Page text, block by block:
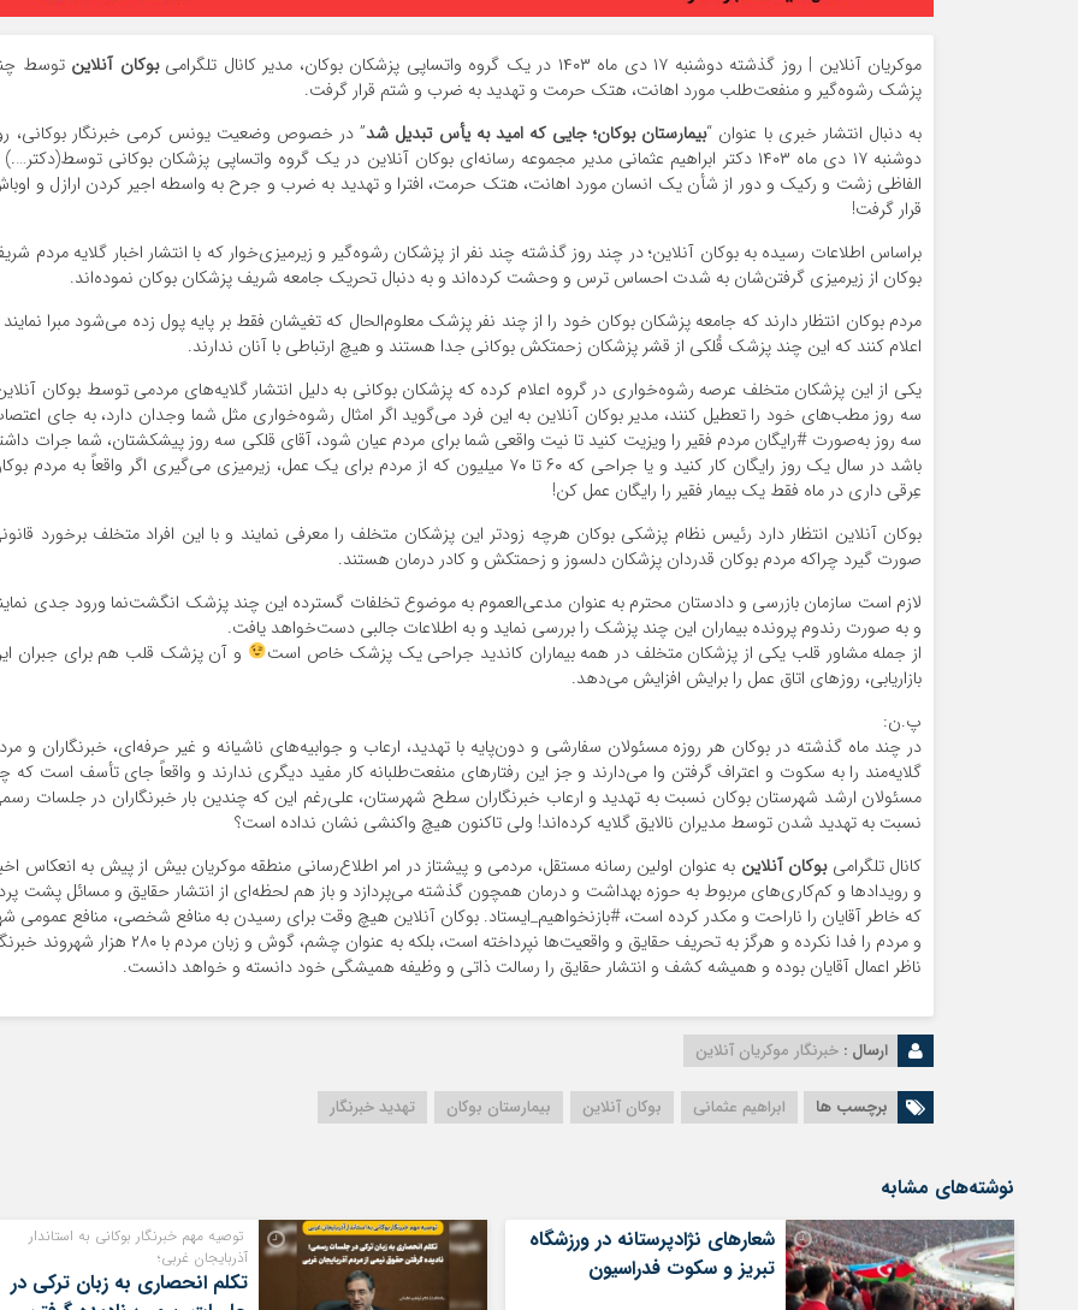
موکریان آنلاین | روز گذشته دوشنبه ۱۷ دی ماه ۱۴۰۳ در یک گروه واتساپی پزشکان بوکان، مدیر کانال تلگرامی بوکان آنلاین توسط
پزشک رشوه‌گیر و منفعت‌طلب مورد اهانت، هتک حرمت و تهدید به ضرب و شتم قرار گرفت.
به دنبال انتشار خبری با عنوان “بیمارستان بوکان؛ جایی که امید به یأس تبدیل شد” در خصوص وضعیت یونس کرمی خبرنگار بوکانی،
دوشنبه ۱۷ دی ماه ۱۴۰۳ دکتر ابراهیم عثمانی مدیر مجموعه رسانه‌ای بوکان آنلاین در یک گروه واتساپی پزشکان بوکانی توسط(دکتر….)
الفاظی زشت و رکیک و دور از شأن یک انسان مورد اهانت، هتک حرمت، افترا و تهدید به ضرب و جرح به واسطه اجیر کردن ارازل و
قرار گرفت!
براساس اطلاعات رسیده به بوکان آنلاین؛ در چند روز گذشته چند نفر از پزشکان رشوه‌گیر و زیرمیزی‌خوار که با انتشار اخبار گلایه مردم
بوکان از زیرمیزی گرفتن‌شان به شدت احساس ترس و وحشت کرده‌اند و به دنبال تحریک جامعه شریف پزشکان بوکان نموده‌اند.
مردم بوکان انتظار دارند که جامعه پزشکان بوکان خود را از چند نفر پزشک معلوم‌الحال که تغیشان فقط بر پایه پول زده می‌شود مبرا
اعلام کنند که این چند پزشک قُلکی از قشر پزشکان زحمتکش بوکانی جدا هستند و هیچ ارتباطی با آنان ندارند.
یکی از این پزشکان متخلف عرصه رشوه‌خواری در گروه اعلام کرده که پزشکان بوکانی به دلیل انتشار گلایه‌های مردمی توسط بوکان
سه روز مطب‌های خود را تعطیل کنند، مدیر بوکان آنلاین به این فرد می‌گوید اگر امثال رشوه‌خواری مثل شما وجدان دارد، به جای
سه روز به‌صورت #رایگان مردم فقیر را ویزیت کنید تا نیت واقعی شما برای مردم عیان شود، آقای قلکی سه روز پیشکشتان، شما جرات
باشد در سال یک روز رایگان کار کنید و یا جراحی که ۶۰ تا ۷۰ میلیون که از مردم برای یک عمل، زیرمیزی می‌گیری اگر واقعاً به مردم
عِرقی داری در ماه فقط یک بیمار فقیر را رایگان عمل کن!
بوکان آنلاین انتظار دارد رئیس نظام پزشکی بوکان هرچه زودتر این پزشکان متخلف را معرفی نمایند و با این افراد متخلف برخورد
صورت گیرد چراکه مردم بوکان قدردان پزشکان دلسوز و زحمتکش و کادر درمان هستند.
لازم است سازمان بازرسی و دادستان محترم به عنوان مدعی‌العموم به موضوع تخلفات گسترده این چند پزشک انگشت‌نما ورود جدی
و به صورت رندوم پرونده بیماران این چند پزشک را بررسی نماید و به اطلاعات جالبی دست‌خواهد یافت.
از جمله مشاور قلب یکی از پزشکان متخلف در همه بیماران کاندید جراحی یک پزشک خاص است
و آن پزشک قلب هم برای جبران
بازاریابی، روزهای اتاق عمل را برایش افزایش می‌دهد.
پ.ن:
در چند ماه گذشته در بوکان هر روزه مسئولان سفارشی و دون‌پایه با تهدید، ارعاب و جوابیه‌های ناشیانه و غیر حرفه‌ای، خبرنگاران و
گلایه‌مند را به سکوت و اعتراف‌ گرفتن وا می‌دارند و جز این رفتارهای منفعت‌طلبانه کار مفید دیگری ندارند و واقعاً جای تأسف‌ است که
مسئولان ارشد شهرستان بوکان نسبت به تهدید و ارعاب خبرنگاران سطح شهرستان، علی‌رغم این که چندین بار خبرنگاران در جلسات
نسبت به تهدید شدن توسط مدیران نالایق گلایه کرده‌اند! ولی تاکنون هیچ واکنشی نشان نداده است؟
کانال تلگرامیبوکان آنلاین به عنوان اولین رسانه مستقل، مردمی و پیشتاز در امر اطلاع‌رسانی منطقه موکریان بیش از پیش به انعکاس
و رویدادها و کم‌کاری‌های مربوط به حوزه بهداشت و درمان همچون گذشته می‌پردازد و باز هم لحظه‌ای از انتشار حقایق و مسائل پشت
که خاطر آقایان را ناراحت و مکدر کرده است، #بازنخواهیم_ایستاد. بوکان آنلاین هیچ وقت برای رسیدن به منافع شخصی، منافع عمومی
و مردم را فدا نکرده و هرگز به تحریف حقایق و واقعیت‌ها نپرداخته است، بلکه به عنوان چشم، گوش و زبان مردم با ۲۸۰ هزار
ناظر اعمال آقایان بوده و همیشه کشف و انتشار حقایق را رسالت ذاتی و وظیفه همیشگی خود دانسته و خواهد دانست.
ارسال : خبرنگار موکریان آنلاین
برچسب ها ابراهیم عثمانی بوکان آنلاین بیمارستان بوکان تهدید خبرنگار
نوشته‌های مشابه
شعارهای نژادپرستانه در ورزشگاه
تبریز و سکوت فدراسیون
توصیه مهم خبرنگار بوکانی به استاندار
آذربایجان غربی؛
تکلم انحصاری به زبان ترکی در